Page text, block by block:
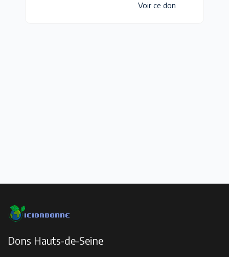
Voir ce don
Dons Hauts-de-Seine